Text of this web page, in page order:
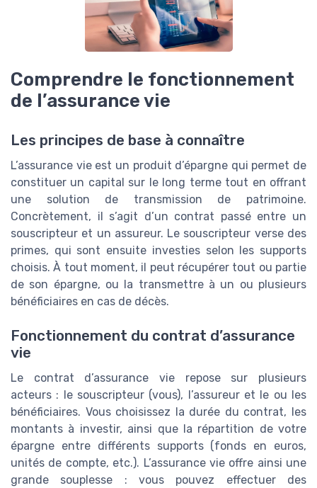
Comprendre le fonctionnement
de l’assurance vie
Les principes de base à connaître
L’assurance vie est un produit d’épargne qui permet de
constituer un capital sur le long terme tout en offrant
une solution de transmission de patrimoine.
Concrètement, il s’agit d’un contrat passé entre un
souscripteur et un assureur. Le souscripteur verse des
primes, qui sont ensuite investies selon les supports
choisis. À tout moment, il peut récupérer tout ou partie
de son épargne, ou la transmettre à un ou plusieurs
bénéficiaires en cas de décès.
Fonctionnement du contrat d’assurance
vie
Le contrat d’assurance vie repose sur plusieurs
acteurs : le souscripteur (vous), l’assureur et le ou les
bénéficiaires. Vous choisissez la durée du contrat, les
montants à investir, ainsi que la répartition de votre
épargne entre différents supports (fonds en euros,
unités de compte, etc.). L’assurance vie offre ainsi une
grande souplesse : vous pouvez effectuer des